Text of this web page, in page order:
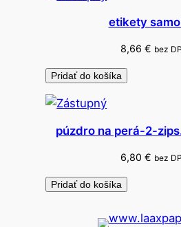
etikety
8,66 € bez
Pridať do košíka
púzdro na perá-2-
6,80 € bez
Pridať do košíka